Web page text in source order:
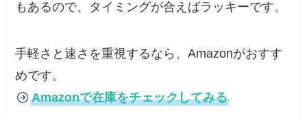
もあるので、タイミングが合えばラッキーです。
手軽さと速さを重視するなら、Amazonがおすす
めです。
Amazonで在庫をチェックしてみる